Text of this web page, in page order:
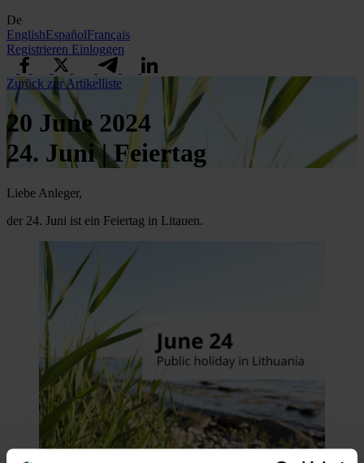
De
EnglishEspañolFrançais
Registrieren Einloggen
Zurück zur Artikelliste
20 June 2024
24. Juni | Feiertag
Liebe Anleger,
der 24. Juni ist ein Feiertag in Litauen.